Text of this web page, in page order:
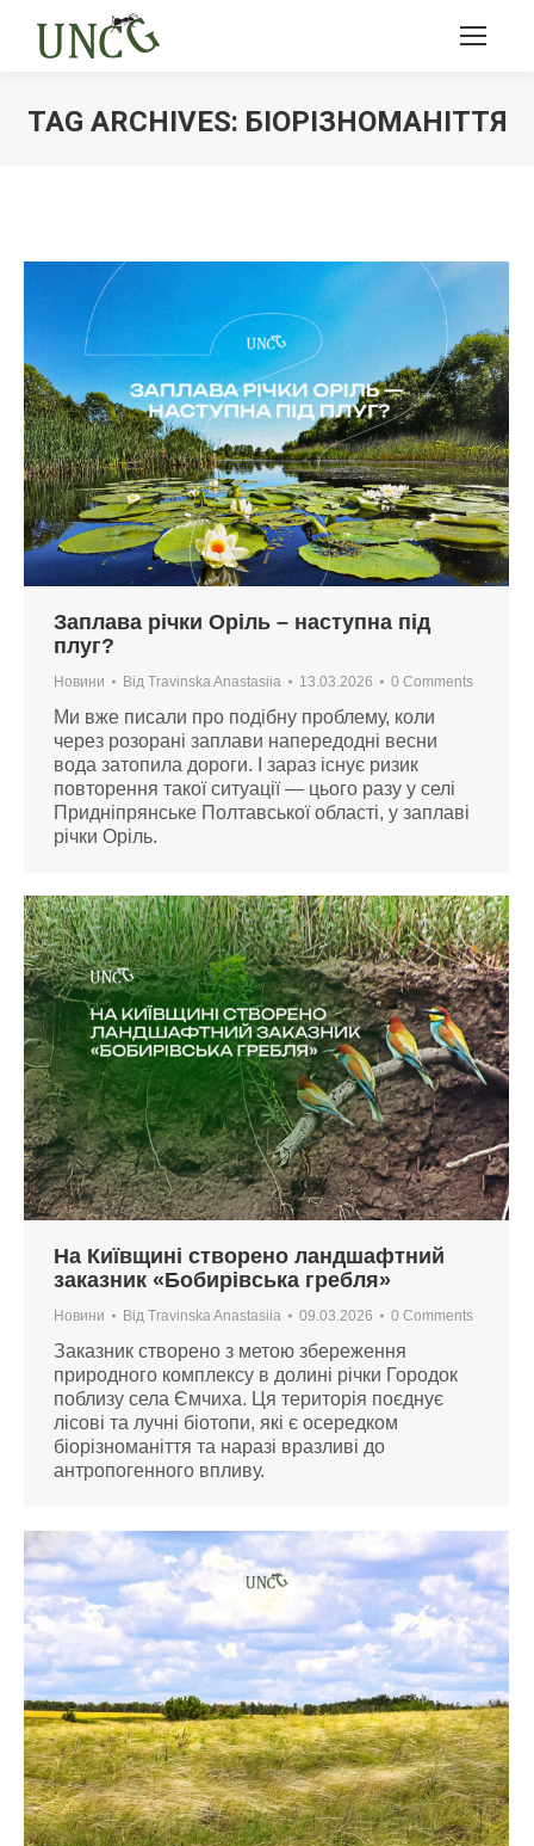
TAG ARCHIVES: БІОРІЗНОМАНІТТЯ
Заплава річки Оріль – наступна під
плуг?
Новини Від Travinska Anastasiia 13.03.2026 0 Comments
Ми вже писали про подібну проблему, коли
через розорані заплави напередодні весни
вода затопила дороги. І зараз існує ризик
повторення такої ситуації — цього разу у селі
Придніпрянське Полтавської області, у заплаві
річки Оріль.
На Київщині створено ландшафтний
заказник «Бобирівська гребля»
Новини Від Travinska Anastasiia 09.03.2026 0 Comments
Заказник створено з метою збереження
природного комплексу в долині річки Городок
поблизу села Ємчиха. Ця територія поєднує
лісові та лучні біотопи, які є осередком
біорізноманіття та наразі вразливі до
антропогенного впливу.